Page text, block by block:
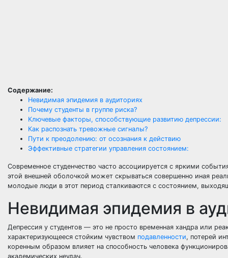
Содержание:
Невидимая эпидемия в аудиториях
Почему студенты в группе риска?
Ключевые факторы, способствующие развитию депрессии:
Как распознать тревожные сигналы?
Пути к преодолению: от осознания к действию
Эффективные стратегии управления состоянием:
Современное студенчество часто ассоциируется с яркими
этой внешней оболочкой может скрываться совершенно иная
молодые люди в этот период сталкиваются с состоянием,
Невидимая эпидемия в
Депрессия у студентов — это не просто временная хандра или
характеризующееся стойким чувством подавленности, потерей
коренным образом влияет на способность человека
академических неудач.